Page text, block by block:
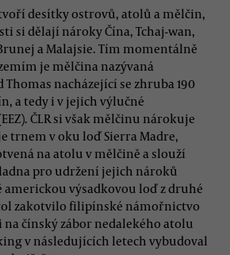
desítky ostrovů, atolů a mělčin,
si dělají nároky Čína, Tchaj-wan,
a Malajsie. Tím momentálně
je mělčina nazývaná
nacházející se zhruba 190
a tedy i v jejich výlučné
ČLR si však mělčinu nárokuje
trnem v oku loď Sierra Madre,
na atolu v mělčině a slouží
pro udržení jejich nároků
americkou výsadkovou loď z druhé
zakotvilo filipínské námořnictvo
na čínský zábor nedalekého atolu
v následujících letech vybudoval